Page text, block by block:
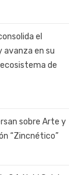
el
avanza en su
de
sobre Arte y
“Zincnético”